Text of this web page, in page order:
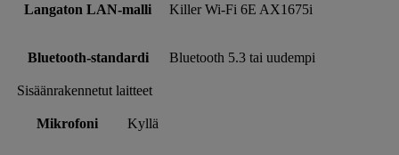
Langaton LAN-malli Killer Wi-Fi 6E AX1675i
Bluetooth-standardi Bluetooth 5.3 tai uudempi
Sisäänrakennetut laitteet
Mikrofoni Kyllä